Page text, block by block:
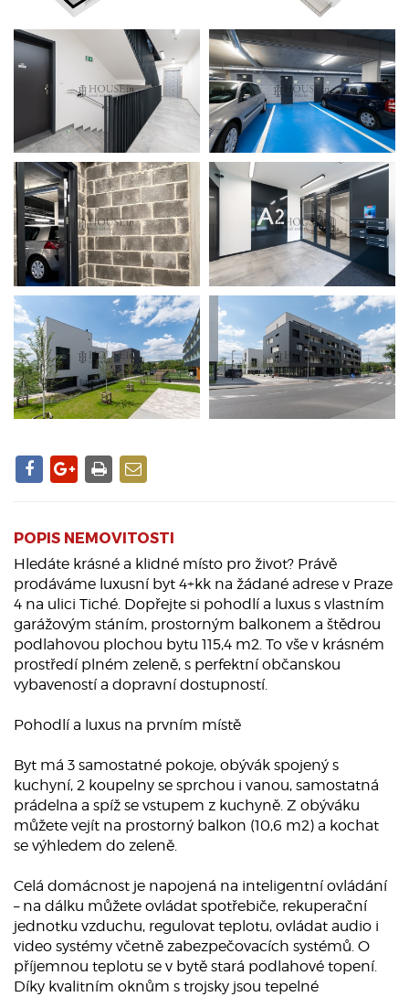
POPIS NEMOVITOSTI
Hledáte krásné a klidné místo pro život? Právě
prodáváme luxusní byt 4+kk na žádané adrese v Praze
4 na ulici Tiché. Dopřejte si pohodlí a luxus s vlastním
garážovým stáním, prostorným balkonem a štědrou
podlahovou plochou bytu 115,4 m2. To vše v krásném
prostředí plném zeleně, s perfektní občanskou
vybaveností a dopravní dostupností.
Pohodlí a luxus na prvním místě
Byt má 3 samostatné pokoje, obývák spojený s
kuchyní, 2 koupelny se sprchou i vanou, samostatná
prádelna a spíž se vstupem z kuchyně. Z obýváku
můžete vejít na prostorný balkon (10,6 m2) a kochat
se výhledem do zeleně.
Celá domácnost je napojená na inteligentní ovládání
– na dálku můžete ovládat spotřebiče, rekuperační
jednotku vzduchu, regulovat teplotu, ovládat audio i
video systémy včetně zabezpečovacích systémů. O
příjemnou teplotu se v bytě stará podlahové topení.
Díky kvalitním oknům s trojsky jsou tepelné